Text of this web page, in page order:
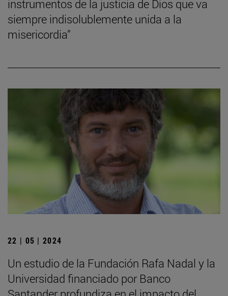
instrumentos de la justicia de Dios que va
siempre indisolublemente unida a la
misericordia”
22 | 05 | 2024
Un estudio de la Fundación Rafa Nadal y la
Universidad financiado por Banco